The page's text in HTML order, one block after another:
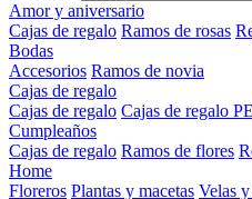
Amor y aniversario
Cajas de regalo Ramos de rosas
Bodas
Accesorios Ramos de novia
Cajas de regalo
Cajas de regalo Cajas de regalo
Cumpleaños
Cajas de regalo Ramos de flores
Home
Floreros Plantas y macetas Velas